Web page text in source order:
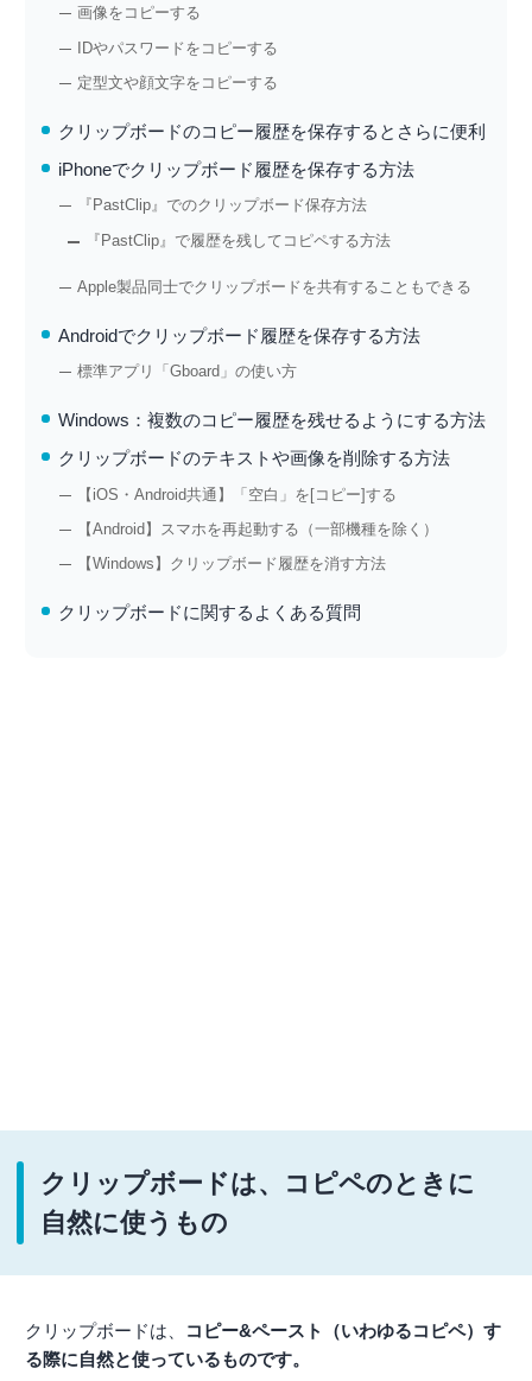
画像をコピーする
IDやパスワードをコピーする
定型文や顔文字をコピーする
クリップボードのコピー履歴を保存するとさらに便利
iPhoneでクリップボード履歴を保存する方法
『PastClip』でのクリップボード保存方法
『PastClip』で履歴を残してコピペする方法
Apple製品同士でクリップボードを共有することもできる
Androidでクリップボード履歴を保存する方法
標準アプリ「Gboard」の使い方
Windows：複数のコピー履歴を残せるようにする方法
クリップボードのテキストや画像を削除する方法
【iOS・Android共通】「空白」を[コピー]する
【Android】スマホを再起動する（一部機種を除く）
【Windows】クリップボード履歴を消す方法
クリップボードに関するよくある質問
クリップボードは、コピペのときに
自然に使うもの
クリップボードは、
コピー&ペースト（いわゆるコピペ）す
る際に自然と使っているものです。